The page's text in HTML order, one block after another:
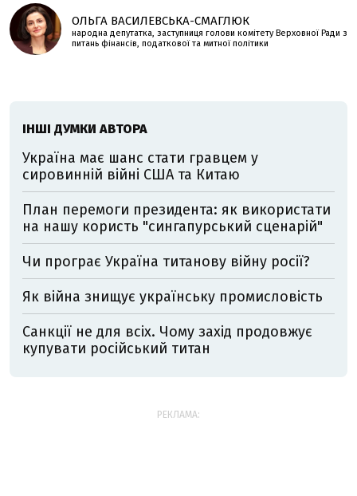
ОЛЬГА ВАСИЛЕВСЬКА-СМАГЛЮК
народна депутатка, заступниця голови комітету Верховної Ради з
питань фінансів, податкової та митної політики
ІНШІ ДУМКИ АВТОРА
Україна має шанс стати гравцем у
сировинній війні США та Китаю
План перемоги президента: як використати
на нашу користь "сингапурський сценарій"
Чи програє Україна титанову війну росії?
Як війна знищує українську промисловість
Санкції не для всіх. Чому захід продовжує
купувати російський титан
РЕКЛАМА: